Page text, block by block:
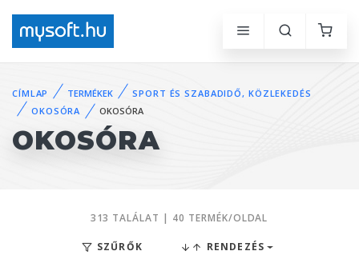
CÍMLAP TERMÉKEK
SPORT ÉS SZABADIDŐ, KÖZLEKEDÉS
OKOSÓRA
OKOSÓRA
OKOSÓRA
313 TALÁLAT | 40 TERMÉK/OLDAL
SZŰRŐK RENDEZÉS